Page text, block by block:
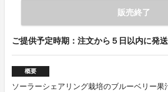
販売終了
ご提供予定時期：注文から５日以内に発送
概要
ソーラーシェアリング栽培のブルーベリー